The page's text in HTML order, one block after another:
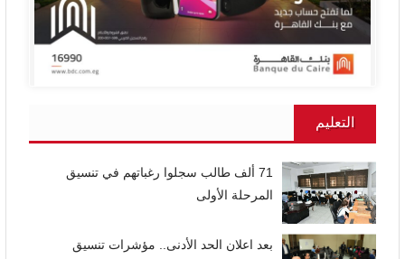
التعليم
71 ألف طالب سجلوا رغباتهم في تنسيق
المرحلة الأولى
بعد اعلان الحد الأدنى.. مؤشرات تنسيق